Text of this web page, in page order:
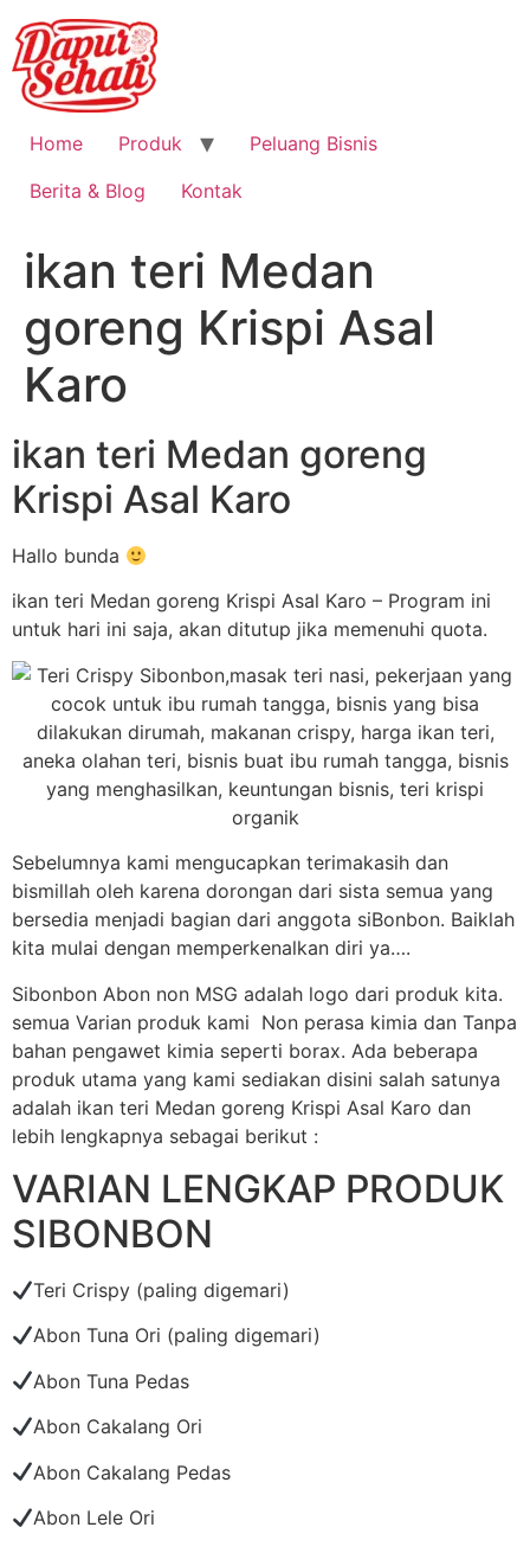
Home Produk
Peluang Bisnis
Berita & Blog
Kontak
ikan teri Medan
goreng Krispi Asal
Karo
ikan teri Medan goreng
Krispi Asal Karo
Hallo bunda
ikan teri Medan goreng Krispi Asal Karo – Program ini
untuk hari ini saja, akan ditutup jika memenuhi quota.
Sebelumnya kami mengucapkan terimakasih dan
bismillah oleh karena dorongan dari sista semua yang
bersedia menjadi bagian dari anggota siBonbon. Baiklah
kita mulai dengan memperkenalkan diri ya….
Sibonbon Abon non MSG adalah logo dari produk kita.
semua Varian produk kami Non perasa kimia dan Tanpa
bahan pengawet kimia seperti borax. Ada beberapa
produk utama yang kami sediakan disini salah satunya
adalah ikan teri Medan goreng Krispi Asal Karo dan
lebih lengkapnya sebagai berikut :
VARIAN LENGKAP PRODUK
SIBONBON
Teri Crispy (paling digemari)
Abon Tuna Ori (paling digemari)
Abon Tuna Pedas
Abon Cakalang Ori
Abon Cakalang Pedas
Abon Lele Ori